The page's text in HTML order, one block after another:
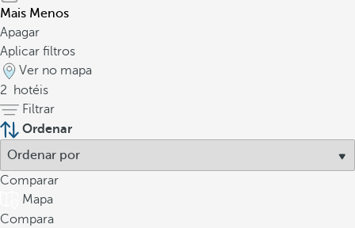
Mais Menos
Apagar
Aplicar filtros
Ver no mapa
2
hotéis
Filtrar
Ordenar
Comparar
Mapa
Compara